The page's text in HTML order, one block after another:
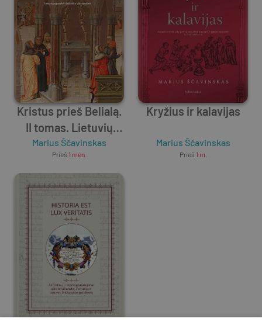
Kristus prieš Belialą.
II tomas. Lietuvių
pagonybės dialektika
Viduramžiais
Marius Ščavinskas
Prieš 1 mėn.
Kryžius ir kalavijas
Marius Ščavinskas
Prieš 1 m.